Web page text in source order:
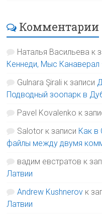
Комментарии
Наталья Васильева к
Кеннеди, Мыс Канаверал
Gulnara Şirali к записи
Подводный зоопарк в
Pavel Kovalenko к
Salotor к записи Как в
файлы между двумя
вадим евстратов к
Латвии
Andrew Kushnerov к
Латвии